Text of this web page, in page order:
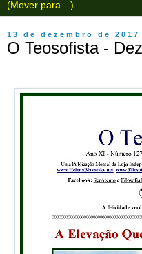
13 de dezembro de 2017
O Teosofista -